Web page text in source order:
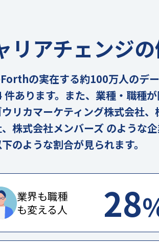
リアチェンジ
の実在する約100万人のデ
あります。また、業種・職種
リカマーケティング株式会社
株式会社メンバーズ のような
のような割合が見られます。
業界も職種
も変える人
28